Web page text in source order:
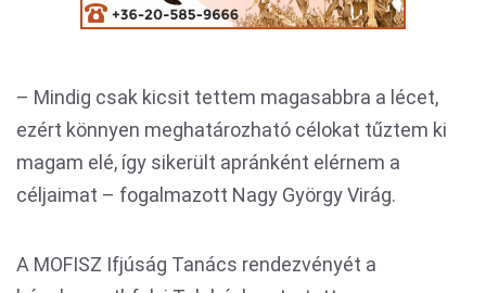
– Mindig csak kicsit tettem magasabbra a lécet,
ezért könnyen meghatározható célokat tűztem ki
magam elé, így sikerült apránként elérnem a
céljaimat – fogalmazott Nagy György Virág.
A MOFISZ Ifjúság Tanács rendezvényét a